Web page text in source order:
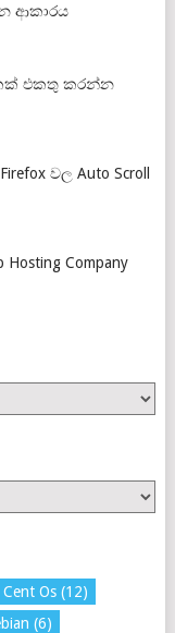
ආකාරය
එකතු කරන්න
වල Auto Scroll
Hosting Company
Cent Os(12)
(6)